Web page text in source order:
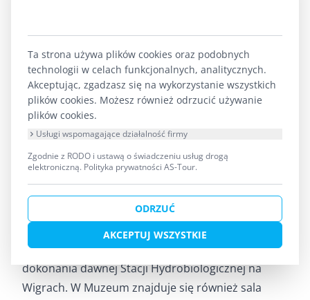
Fabryce Płyt Wiórowych w Suwałkach, która
organizowała tam letnie kolonie dla młodzieży. W
1992 r. Skarb Państwa przekazał obiekty
Wigierskiemu Parkowi Narodowemu.
Muzeum Wigier im. Alfreda Lityńskiego to typowe
muzeum z działalnością wystawienniczą,
edukacyjną oraz obsługujące turystów. Typowe nie
znaczy nudne. W muzeum zobaczycie ekspozycję
krajobrazu, głębiny jezior, rzeki, torfowiska i
ekosystemy lądowe Wigierskiego Parku
Narodowego, działalność człowieka oraz historię i
dokonania dawnej Stacji Hydrobiologicznej na
Wigrach. W Muzeum znajduje się również sala
Ta strona używa plików cookies oraz podobnych
technologii w celach funkcjonalnych, analitycznych.
Akceptując, zgadzasz się na wykorzystanie wszystkich
plików cookies. Możesz również odrzucić używanie
plików cookies.
Usługi wspomagające działalność firmy
Zgodnie z RODO i ustawą o świadczeniu usług drogą
elektroniczną. Polityka prywatności AS-Tour.
ODRZUĆ
AKCEPTUJ WSZYSTKIE